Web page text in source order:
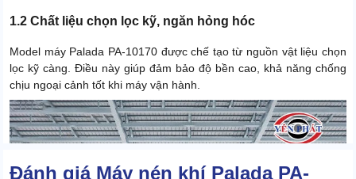
1.2 Chất liệu chọn lọc kỹ, ngăn hỏng hóc
Model máy Palada PA-10170 được chế tạo từ nguồn vật liệu chọn
lọc kỹ càng. Điều này giúp đảm bảo độ bền cao, khả năng chống
chịu ngoại cảnh tốt khi máy vận hành.
Đánh giá Máy nén khí Palada PA-